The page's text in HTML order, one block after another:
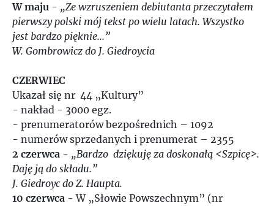
W maju - „Ze wzruszeniem debiutanta przeczytałem
pierwszy polski mój tekst po wielu latach. Wszystko
jest bardzo pięknie...”
W. Gombrowicz do J. Giedroycia
CZERWIEC
Ukazał się nr 44 „Kultury”
- nakład - 3000 egz.
- prenumeratorów bezpośrednich – 1092
- numerów sprzedanych i prenumerat – 2355
2 czerwca - „Bardzo dziękuję za doskonałą <Szpicę>.
Daję ją do składu.”
J. Giedroyc do Z. Haupta.
10 czerwca - W „Słowie Powszechnym” (nr